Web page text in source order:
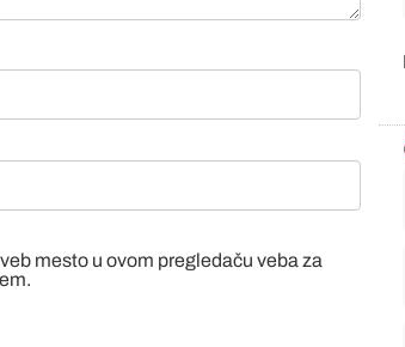
mesto u ovom pregledaču veba za